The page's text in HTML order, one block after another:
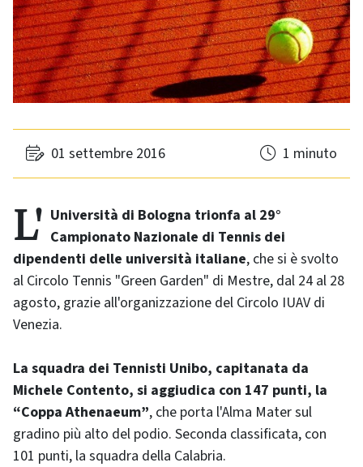
01 settembre 2016 1 minuto
L'Università di Bologna trionfa al 29° Campionato Nazionale di Tennis dei
dipendenti delle università italiane, che si è svolto
al Circolo Tennis "Green Garden" di Mestre, dal 24 al 28
agosto, grazie all'organizzazione del Circolo IUAV di
Venezia.
La squadra dei Tennisti Unibo, capitanata da
Michele Contento, si aggiudica con 147 punti, la
“Coppa Athenaeum”, che porta l'Alma Mater sul
gradino più alto del podio. Seconda classificata, con
101 punti, la squadra della Calabria.